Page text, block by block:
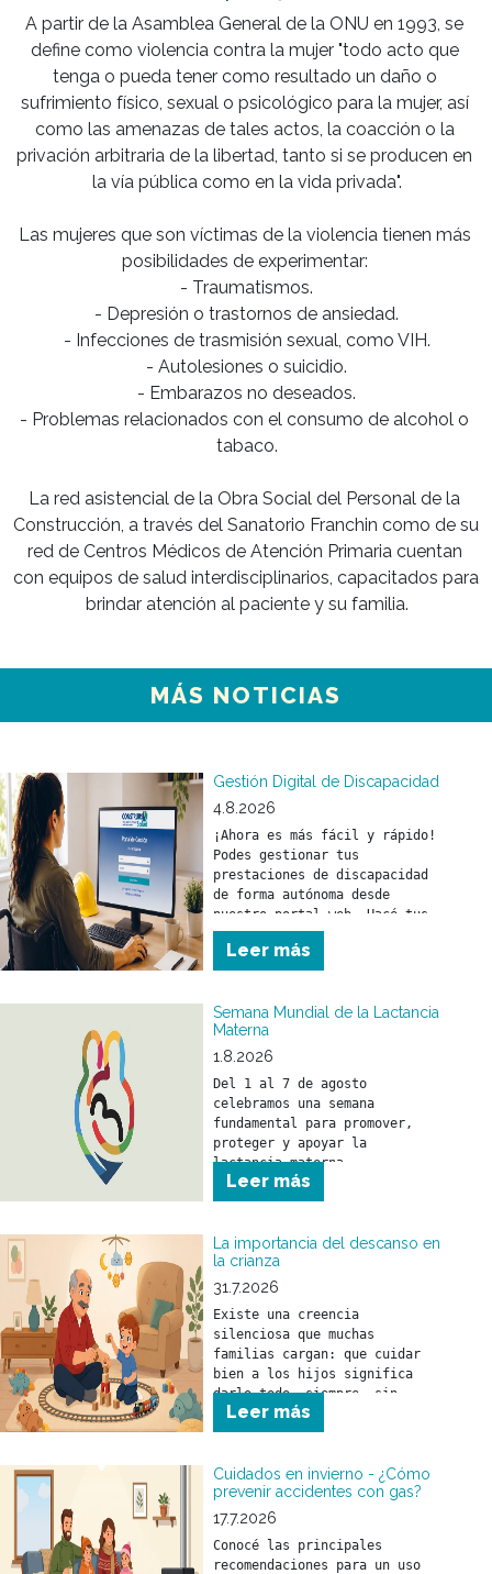
A partir de la Asamblea General de la ONU en 1993, se
define como violencia contra la mujer "todo acto que
tenga o pueda tener como resultado un daño o
sufrimiento físico, sexual o psicológico para la mujer, así
como las amenazas de tales actos, la coacción o la
privación arbitraria de la libertad, tanto si se producen en
la vía pública como en la vida privada".
Las mujeres que son víctimas de la violencia tienen más
posibilidades de experimentar:
- Traumatismos.
- Depresión o trastornos de ansiedad.
- Infecciones de trasmisión sexual, como VIH.
- Autolesiones o suicidio.
- Embarazos no deseados.
- Problemas relacionados con el consumo de alcohol o
tabaco.
La red asistencial de la Obra Social del Personal de la
Construcción, a través del Sanatorio Franchin como de su
red de Centros Médicos de Atención Primaria cuentan
con equipos de salud interdisciplinarios, capacitados para
brindar atención al paciente y su familia.
MÁS NOTICIAS
Gestión Digital de Discapacidad
4.8.2026
¡Ahora es más fácil y rápido!
Podes gestionar tus
prestaciones de discapacidad
de forma autónoma desde
nuestro portal web. Hacé tus
trámites en el momento que lo
necesites y sin moverte de tu
casa.
Leer más
Semana Mundial de la Lactancia
Materna
1.8.2026
Del 1 al 7 de agosto
celebramos una semana
fundamental para promover,
proteger y apoyar la
lactancia materna.
Leer más
La importancia del descanso en
la crianza
31.7.2026
Existe una creencia
silenciosa que muchas
familias cargan: que cuidar
bien a los hijos significa
darlo todo, siempre, sin
parar.
Leer más
Cuidados en invierno - ¿Cómo
prevenir accidentes con gas?
17.7.2026
Conocé las principales
recomendaciones para un uso